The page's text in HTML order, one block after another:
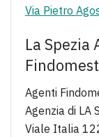
Via Pietro
La Spezia
Agenti
Agenzia di LA
Viale Italia